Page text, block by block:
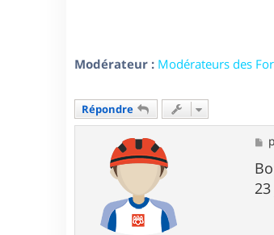
Modérateur : Modérateurs des
Répondre
M
e
s
s
a